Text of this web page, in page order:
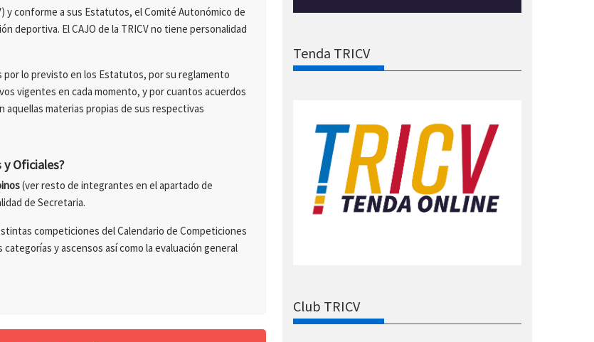
y conforme a sus Estatutos, el Comité Autonómico de
deportiva. El CAJO de la TRICV no tiene personalidad
por lo previsto en los Estatutos, por su reglamento
vigentes en cada momento, y por cuantos acuerdos
materias propias de sus respectivas
Oficiales?
(ver resto de integrantes en el apartado de
de Secretaria.
competiciones del Calendario de Competiciones
y ascensos así como la evaluación general
Tenda TRICV
Club TRICV